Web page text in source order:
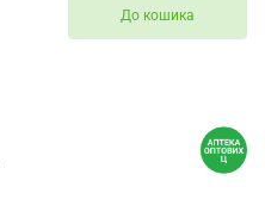
До кошика